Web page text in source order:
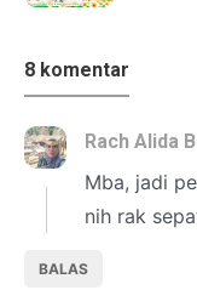
8 komentar
Rach Alida
Mba, jadi
nih rak
BALAS